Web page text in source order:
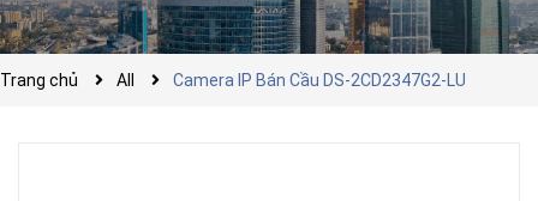
Trang chủ All Camera IP Bán Cầu DS-2CD2347G2-LU